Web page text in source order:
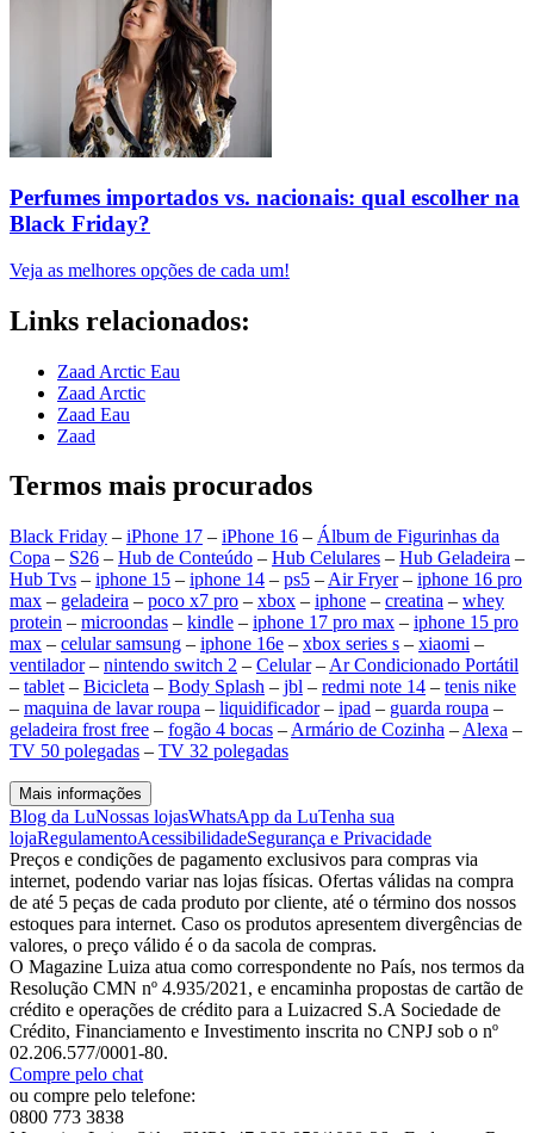
Perfumes importados vs. nacionais: qual escolher na
Black Friday?
Veja as melhores opções de cada um!
Links relacionados:
Zaad Arctic Eau
Zaad Arctic
Zaad Eau
Zaad
Termos mais procurados
Black Friday – iPhone 17 – iPhone 16 – Álbum de Figurinhas da
Copa – S26 – Hub de Conteúdo – Hub Celulares – Hub Geladeira –
Hub Tvs – iphone 15 – iphone 14 – ps5 – Air Fryer– iphone 16 pro
max – geladeira – poco x7 pro – xbox – iphone – creatina – whey
protein – microondas – kindle – iphone 17 pro max – iphone 15 pro
max – celular samsung – iphone 16e – xbox series s – xiaomi –
ventilador– nintendo switch 2 – Celular– Ar Condicionado Portátil
– tablet – Bicicleta – Body Splash – jbl – redmi note 14 – tenis nike
– maquina de lavar roupa – liquidificador– ipad – guarda roupa –
geladeira frost free – fogão 4 bocas – Armário de Cozinha – Alexa –
TV 50 polegadas – TV 32 polegadas
Mais informações
Blog da LuNossas lojasWhatsApp da LuTenha sua
lojaRegulamentoAcessibilidadeSegurança e Privacidade
Preços e condições de pagamento exclusivos para compras via
internet, podendo variar nas lojas físicas. Ofertas válidas na compra
de até 5 peças de cada produto por cliente, até o término dos nossos
estoques para internet. Caso os produtos apresentem divergências de
valores, o preço válido é o da sacola de compras.
O Magazine Luiza atua como correspondente no País, nos termos da
Resolução CMN nº 4.935/2021, e encaminha propostas de cartão de
crédito e operações de crédito para a Luizacred S.A Sociedade de
Crédito, Financiamento e Investimento inscrita no CNPJ sob o nº
02.206.577/0001-80.
Compre pelo chat
ou compre pelo telefone:
0800 773 3838